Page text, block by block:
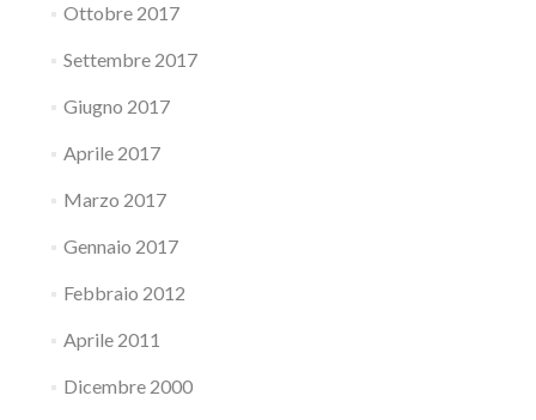
Ottobre 2017
Settembre 2017
Giugno 2017
Aprile 2017
Marzo 2017
Gennaio 2017
Febbraio 2012
Aprile 2011
Dicembre 2000